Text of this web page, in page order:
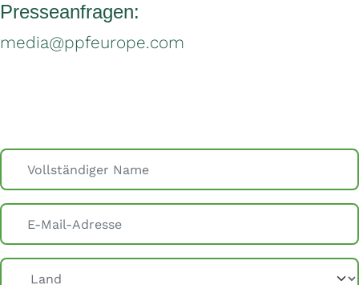
Presseanfragen:
media@ppfeurope.com